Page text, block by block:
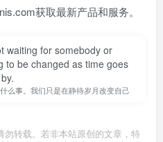
获取最新产品和服务。
waiting for somebody or
to be changed as time goes
by.
么事。我们只是在静待岁月改变自己
转载。若非本站原创的文章，特